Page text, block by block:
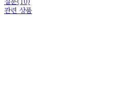
질문(10)
관련 상품